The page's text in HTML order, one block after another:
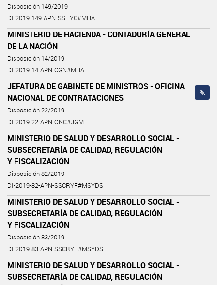
Disposición 149/2019
DI-2019-149-APN-SSHYC#MHA
MINISTERIO DE HACIENDA - CONTADURÍA GENERAL
DE LA NACIÓN
Disposición 14/2019
DI-2019-14-APN-CGN#MHA
JEFATURA DE GABINETE DE MINISTROS - OFICINA
NACIONAL DE CONTRATACIONES
Disposición 22/2019
DI-2019-22-APN-ONC#JGM
MINISTERIO DE SALUD Y DESARROLLO SOCIAL -
SUBSECRETARÍA DE CALIDAD, REGULACIÓN
Y FISCALIZACIÓN
Disposición 82/2019
DI-2019-82-APN-SSCRYF#MSYDS
MINISTERIO DE SALUD Y DESARROLLO SOCIAL -
SUBSECRETARÍA DE CALIDAD, REGULACIÓN
Y FISCALIZACIÓN
Disposición 83/2019
DI-2019-83-APN-SSCRYF#MSYDS
MINISTERIO DE SALUD Y DESARROLLO SOCIAL -
SUBSECRETARÍA DE CALIDAD, REGULACIÓN